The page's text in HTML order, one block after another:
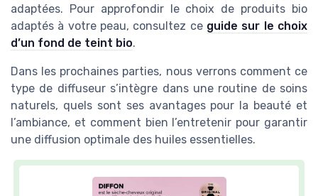
adaptées. Pour approfondir le choix de produits bio
adaptés à votre peau, consultez ce guide sur le choix
d’un fond de teint bio.
Dans les prochaines parties, nous verrons comment ce
type de diffuseur s’intègre dans une routine de soins
naturels, quels sont ses avantages pour la beauté et
l’ambiance, et comment bien l’entretenir pour garantir
une diffusion optimale des huiles essentielles.